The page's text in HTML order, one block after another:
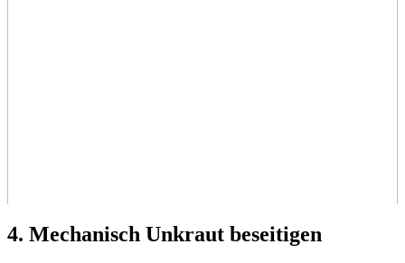
4. Mechanisch Unkraut beseitigen